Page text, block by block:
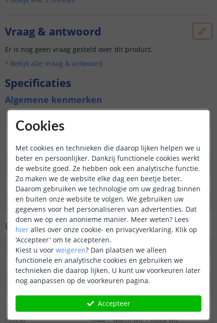
Vraag & antwoord
Er is nog geen vraag gesteld over dit product.
Bekijk alle Vraag & antwoord
Specificaties
Algemene kenmerken
Dimbaar
gehele lengte
Garantie
5 jaar
Op maat te knippen
elke 6,25 cm
Datasheet
Download
LED's en licht
Aantal LED's p/m
96
Type LED
5050 SMD 5-in-1
Merk LED
Epistar
120 graden
Kleur
RGB + warm wit + koud wit
Cookies
Met cookies en technieken die daarop lijken helpen we u
beter en persoonlijker. Dankzij functionele cookies werkt
de website goed. Ze hebben ook een analytische functie.
Zo maken we de website elke dag een beetje beter.
Daarom gebruiken we technologie om uw gedrag binnen
en buiten onze website te volgen. We gebruiken uw
gegevens voor het personaliseren van advertenties. Dat
doen we op een anonieme manier. Meer weten? Lees
hier alles over onze cookie- en privacyverklaring. Klik op
'Accepteer' om te accepteren.
Kiest u voor weigeren? Dan plaatsen we alleen
functionele en analytische cookies en gebruiken we
technieken die daarop lijken. U kunt uw voorkeuren later
nog aanpassen op de voorkeuren pagina.
Accepteer